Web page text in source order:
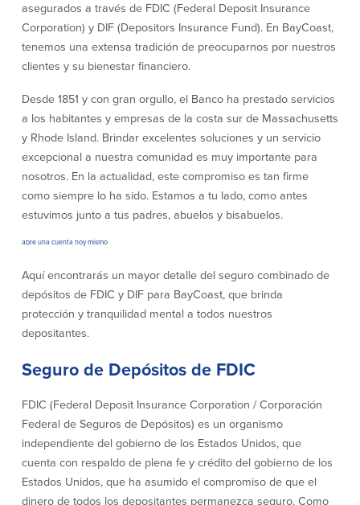
Cuenta de Cheques
para Empresas
(Business Checking)
Empresarial (Business Analysis
Comprobación del ajuste correcto
Cuentas de cheques para
Municipalidades y Organizaciones
sin Fines de Lucro (Cuenta
Cuentas de ahorros
Cuenta de ahorros con estado
mensual (Statement Savings)
mercado monetario (Business Money
Portal de pagos en línea
efectivo
iBanking
Reordenar Cheques
Acerca de nosotros
Acerca de nosotros Afiliados
asegurados a través de FDIC (Federal Deposit Insurance
Corporation) y DIF (Depositors Insurance Fund). En BayCoast,
tenemos una extensa tradición de preocuparnos por nuestros
clientes y su bienestar financiero.
Desde 1851 y con gran orgullo, el Banco ha prestado servicios
a los habitantes y empresas de la costa sur de Massachusetts
y Rhode Island. Brindar excelentes soluciones y un servicio
excepcional a nuestra comunidad es muy importante para
nosotros. En la actualidad, este compromiso es tan firme
como siempre lo ha sido. Estamos a tu lado, como antes
estuvimos junto a tus padres, abuelos y bisabuelos.
abre una cuenta hoy mismo
Aquí encontrarás un mayor detalle del seguro combinado de
depósitos de FDIC y DIF para BayCoast, que brinda
protección y tranquilidad mental a todos nuestros
depositantes.
Seguro de Depósitos de FDIC
FDIC (Federal Deposit Insurance Corporation / Corporación
Federal de Seguros de Depósitos) es un organismo
independiente del gobierno de los Estados Unidos, que
cuenta con respaldo de plena fe y crédito del gobierno de los
Estados Unidos, que ha asumido el compromiso de que el
dinero de todos los depositantes permanezca seguro. Como